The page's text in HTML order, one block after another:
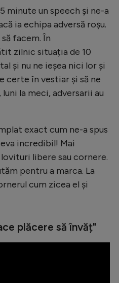
minute un speech și ne-a
ia echipa adversă roșu.
facem. În
zilnic situația de 10
și nu ne ieșea nici lor și
certe în vestiar și să ne
la meci, adversarii au
exact cum ne-a spus
incredibil! Mai
libere sau cornere.
pentru a marca. La
cum zicea el și
plăcere să învăț"